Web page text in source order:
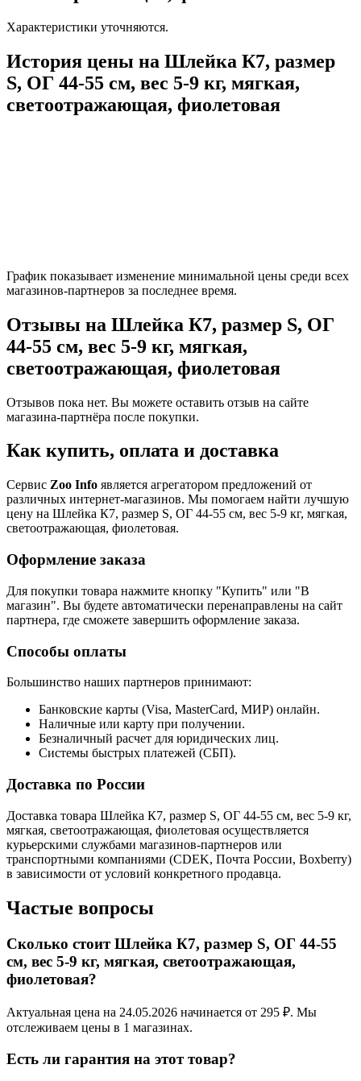
Характеристики уточняются.
История цены на Шлейка К7, размер
S, ОГ 44-55 см, вес 5-9 кг, мягкая,
светоотражающая, фиолетовая
График показывает изменение минимальной цены среди всех
магазинов-партнеров за последнее время.
Отзывы на Шлейка К7, размер S, ОГ
44-55 см, вес 5-9 кг, мягкая,
светоотражающая, фиолетовая
Отзывов пока нет. Вы можете оставить отзыв на сайте
магазина-партнёра после покупки.
Как купить, оплата и доставка
Сервис Zoo Info является агрегатором предложений от
различных интернет-магазинов. Мы помогаем найти лучшую
цену на Шлейка К7, размер S, ОГ 44-55 см, вес 5-9 кг, мягкая,
светоотражающая, фиолетовая.
Оформление заказа
Для покупки товара нажмите кнопку "Купить" или "В
магазин". Вы будете автоматически перенаправлены на сайт
партнера, где сможете завершить оформление заказа.
Способы оплаты
Большинство наших партнеров принимают:
Банковские карты (Visa, MasterCard, МИР) онлайн.
Наличные или карту при получении.
Безналичный расчет для юридических лиц.
Системы быстрых платежей (СБП).
Доставка по России
Доставка товара Шлейка К7, размер S, ОГ 44-55 см, вес 5-9 кг,
мягкая, светоотражающая, фиолетовая осуществляется
курьерскими службами магазинов-партнеров или
транспортными компаниями (CDEK, Почта России, Boxberry)
в зависимости от условий конкретного продавца.
Частые вопросы
Сколько стоит Шлейка К7, размер S, ОГ 44-55
см, вес 5-9 кг, мягкая, светоотражающая,
фиолетовая?
Актуальная цена на 24.05.2026 начинается от 295 ₽. Мы
отслеживаем цены в 1 магазинах.
Есть ли гарантия на этот товар?